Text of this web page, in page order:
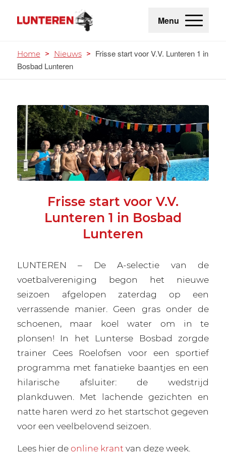
Menu
Home > Nieuws > Frisse start voor V.V. Lunteren 1 in
Bosbad Lunteren
Frisse start voor V.V.
Lunteren 1 in Bosbad
Lunteren
LUNTEREN – De A-selectie van de
voetbalvereniging begon het nieuwe
seizoen afgelopen zaterdag op een
verrassende manier. Geen gras onder de
schoenen, maar koel water om in te
plonsen! In het Lunterse Bosbad zorgde
trainer Cees Roelofsen voor een sportief
programma met fanatieke baantjes en een
hilarische afsluiter: de wedstrijd
plankduwen. Met lachende gezichten en
natte haren werd zo het startschot gegeven
voor een veelbelovend seizoen.
Lees hier deonline krant van deze week.